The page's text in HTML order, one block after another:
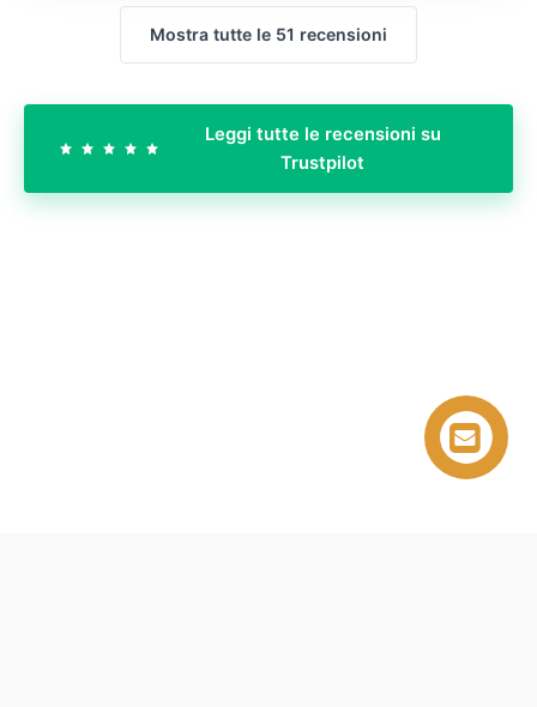
Mostra tutte le 51 recensioni
Leggi tutte le recensioni su
Trustpilot